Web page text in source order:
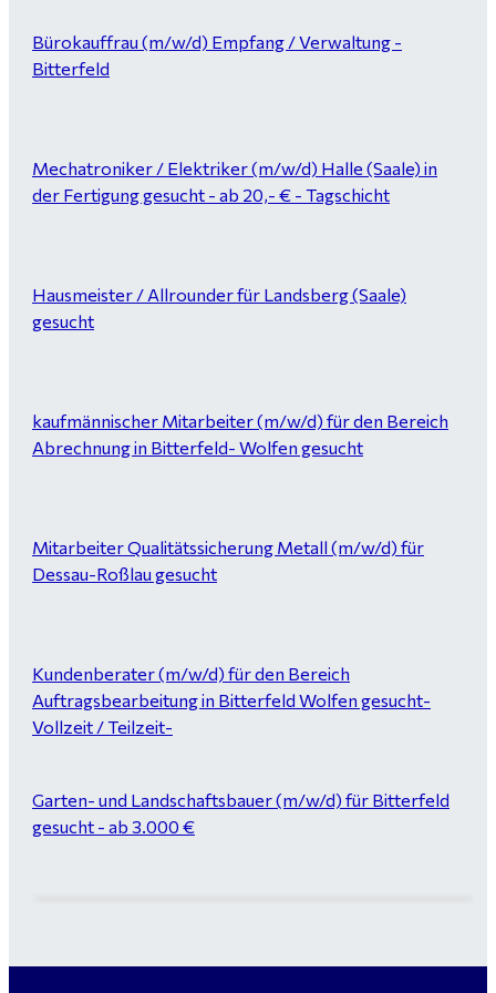
Bürokauffrau (m/w/d) Empfang / Verwaltung -
Bitterfeld
Mechatroniker / Elektriker (m/w/d) Halle (Saale) in
der Fertigung gesucht - ab 20,- € - Tagschicht
Hausmeister / Allrounder für Landsberg (Saale)
gesucht
kaufmännischer Mitarbeiter (m/w/d) für den Bereich
Abrechnung in Bitterfeld- Wolfen gesucht
Mitarbeiter Qualitätssicherung Metall (m/w/d) für
Dessau-Roßlau gesucht
Kundenberater (m/w/d) für den Bereich
Auftragsbearbeitung in Bitterfeld Wolfen gesucht-
Vollzeit / Teilzeit-
Garten- und Landschaftsbauer (m/w/d) für Bitterfeld
gesucht - ab 3.000 €